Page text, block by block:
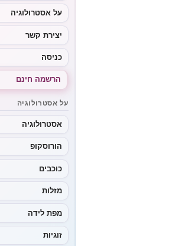
על אסטרולוגיה
יצירת קשר
כניסה
הרשמה חינם
על אסטרולוגיה
אסטרולוגיה
הורוסקופ
כוכבים
מזלות
מפת לידה
זוגיות